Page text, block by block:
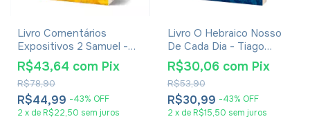
Livro Comentários
Expositivos 2 Samuel -
Hernandes Dias Lopes
R$44,99 -43% OFF
R$78,90
R$43,64 com Pix
2 x de R$22,50 sem juros
Livro O Hebraico Nosso
De Cada Dia - Tiago
Abdalla
R$30,99 -43% OFF
R$53,90
R$30,06 com Pix
2 x de R$15,50 sem juros